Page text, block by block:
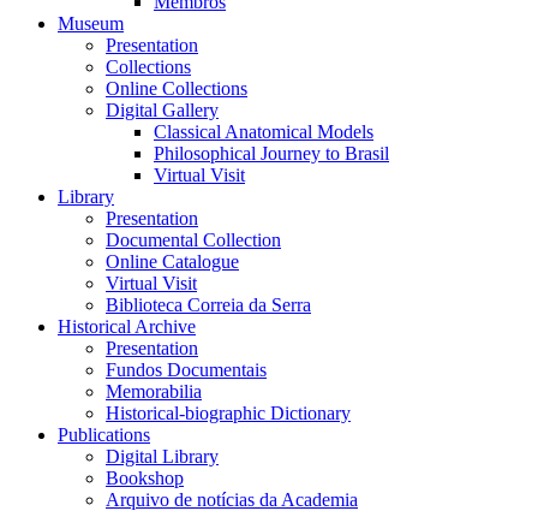
Museum
Presentation
Collections
Online Collections
Digital Gallery
Classical Anatomical Models
Philosophical Journey to Brasil
Virtual Visit
Library
Presentation
Documental Collection
Online Catalogue
Virtual Visit
Biblioteca Correia da Serra
Historical Archive
Presentation
Fundos Documentais
Memorabilia
Historical-biographic Dictionary
Publications
Digital Library
Bookshop
Arquivo de notícias da Academia